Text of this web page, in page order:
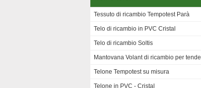
Tessuto di ricambio Tempotest Parà
Telo di ricambio in PVC Cristal
Telo di ricambio Soltis
Mantovana Volant di ricambio per tende
Telone Tempotest su misura
Telone in PVC - Cristal